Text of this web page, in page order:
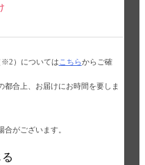
）については こちらからご確
都合上、お届けにお時間を要しま
がございます。